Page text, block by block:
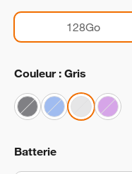
128Go
Couleur : Gris
Batterie